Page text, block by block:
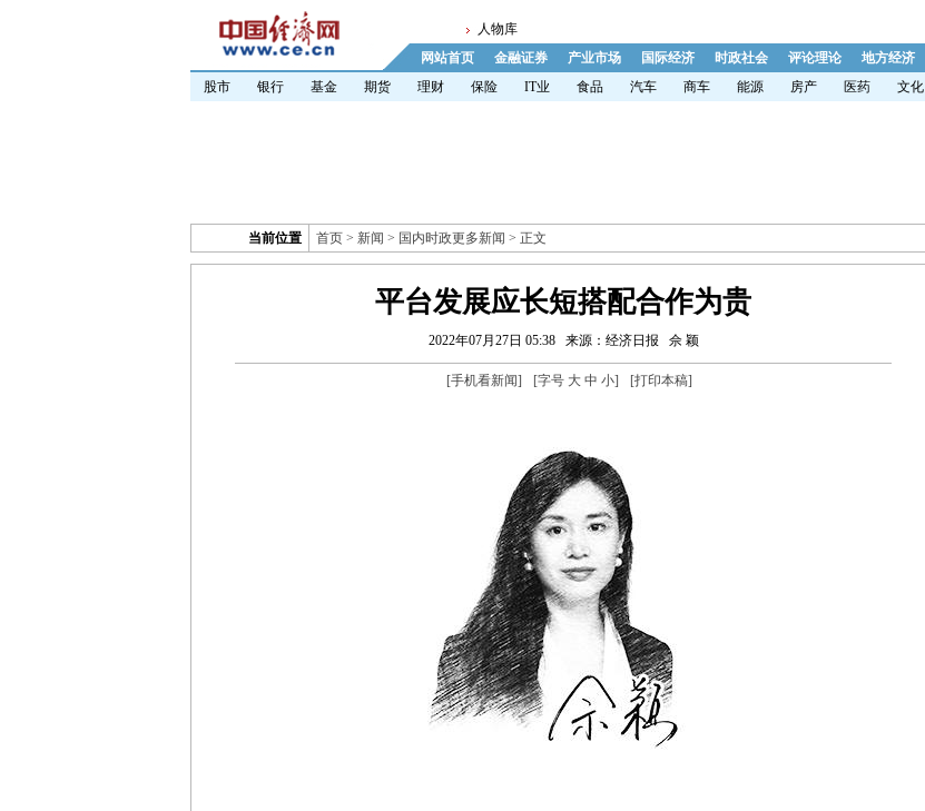
人物库
网站首页
金融证券 产业市场 国际经济 时政社会 评论理论 地方经济
股市
银行 基金 期货 理财 保险 IT业 食品 汽车 商车 能源 房产 医药 文化
当前位置 首页 > 新闻 > 国内时政更多新闻 > 正文
平台发展应长短搭配合作为贵
2022年07月27日 05:38 来源：经济日报 佘 颖
[手机看新闻] [字号 大 中 小] [打印本稿]